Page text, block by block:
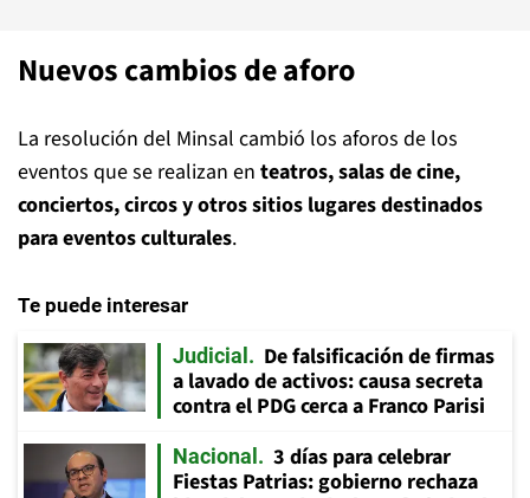
Nuevos cambios de aforo
La resolución del Minsal cambió los aforos de los
eventos que se realizan en teatros, salas de cine,
conciertos, circos y otros sitios lugares destinados
para eventos culturales.
Te puede interesar
Judicial
De falsificación de firmas
a lavado de activos: causa secreta
contra el PDG cerca a Franco Parisi
Nacional
3 días para celebrar
Fiestas Patrias: gobierno rechaza